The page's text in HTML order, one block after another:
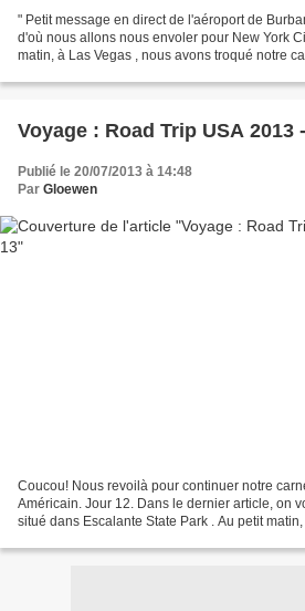
" Petit message en direct de l'aéroport de
d'où nous allons nous envoler pour New York
matin, à Las Vegas , nous avons troqué notre
Voyage : Road Trip USA 2013
Publié le 20/07/2013 à 14:48
Par Gloewen
Coucou! Nous revoilà pour continuer notre
Américain. Jour 12. Dans le dernier article, on
situé dans Escalante State Park . Au petit